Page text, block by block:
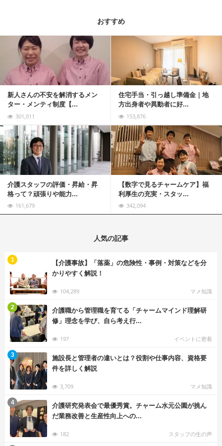
おすすめ
新人さんの不安を解消するメン
ター・メンティ制度【...
301,011
住宅手当・引っ越し準備金｜地
方出身者や異動者に好...
153,876
記事を読む
介護スタッフの評価・昇給・昇
格って？頑張りや能力...
161,679
【数字で見るチャームケア】福
利厚生の充実・スタッ...
342,094
記事を読む
人気の記事
【介護事故】「落薬」の危険性・事例・対策などを分
かりやすく解説！
104,289 マメ知識
1
介護職から管理職を育てる「チャームマインド理解研
修」理念を学び、自ら考え行...
197 イベントに密着
2
施設長と管理者の違いとは？役割や仕事内容、資格要
件を詳しく解説
3,709 マメ知識
3
介護研究発表会で最優秀賞。チャーム水元公園が挑ん
だ業務改善と生産性向上への...
182 スタッフの生の声
4